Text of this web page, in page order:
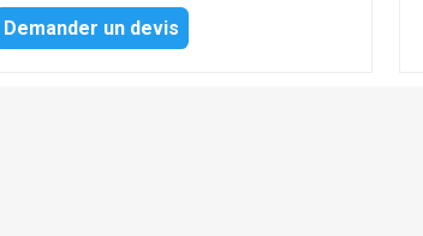
Demander un devis